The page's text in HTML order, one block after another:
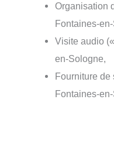
Organisation
Fontaines-
Visite audio
en-Sologne,
Fourniture de
Fontaines-